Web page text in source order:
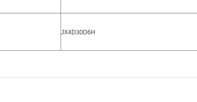
JX4D30D6H